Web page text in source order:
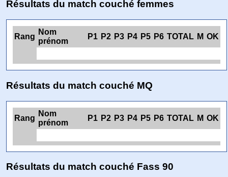
Résultats du match couché femmes
Rang
Nom
prénom
P1 P2 P3 P4 P5 P6 TOTAL M OK
Résultats du match couché MQ
Rang
Nom
prénom
P1 P2 P3 P4 P5 P6 TOTAL M OK
Résultats du match couché Fass 90